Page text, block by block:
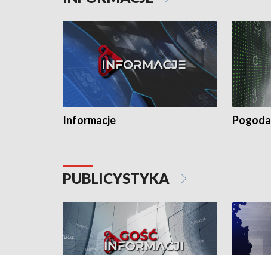
Informacje Pogoda
PUBLICYSTYKA